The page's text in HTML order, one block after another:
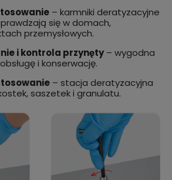
– karmniki deratyzacyjne
się w domach,
przemysłowych.
i kontrola przynęty– wygodna
i konserwację.
– stacja deratyzacyjna
saszetek i granulatu.